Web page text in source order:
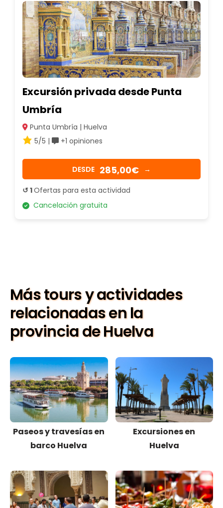
Excursión privada desde Punta
Umbría
Punta Umbría | Huelva
5/5 |
+1 opiniones
DESDE 285,00€ →
↺ 1Ofertas para esta actividad
Cancelación gratuita
Más tours y actividades
relacionadas en la
provincia de Huelva
Paseos y travesías en
barco Huelva
Excursiones en
Huelva